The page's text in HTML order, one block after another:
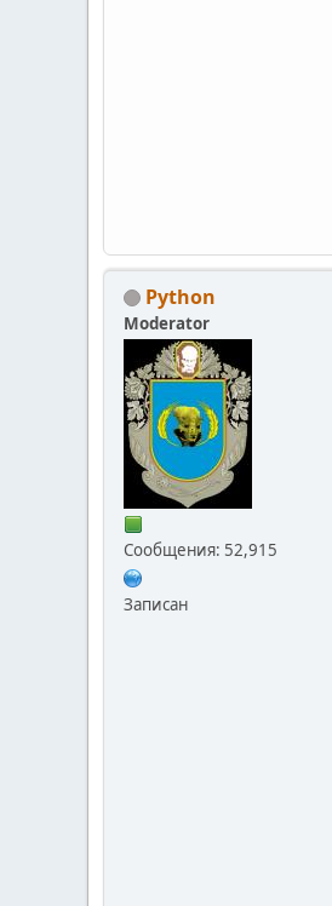
Python
Moderator
Сообщения: 52,915
Записан